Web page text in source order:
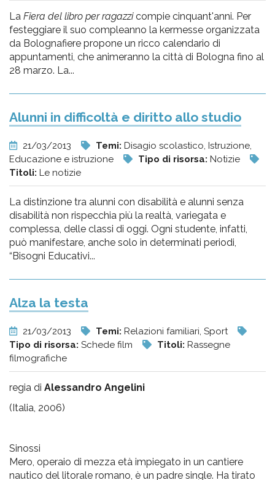
La Fiera del libro per ragazzicompie cinquant'anni. Per
festeggiare il suo compleanno la kermesse organizzata
da Bolognafiere propone un ricco calendario di
appuntamenti, che animeranno la città di Bologna fino al
28 marzo. La...
Alunni in difficoltà e diritto allo studio
21/03/2013 Temi: Disagio scolastico, Istruzione,
Educazione e istruzione
Tipo di risorsa: Notizie
Titoli: Le notizie
La distinzione tra alunni con disabilità e alunni senza
disabilità non rispecchia più la realtà, variegata e
complessa, delle classi di oggi. Ogni studente, infatti,
può manifestare, anche solo in determinati periodi,
“Bisogni Educativi...
Alza la testa
21/03/2013 Temi: Relazioni familiari, Sport
Tipo di risorsa: Schede film Titoli: Rassegne
filmografiche
regia di Alessandro Angelini
(Italia, 2006)
Sinossi
Mero, operaio di mezza età impiegato in un cantiere
nautico del litorale romano, è un padre single. Ha tirato